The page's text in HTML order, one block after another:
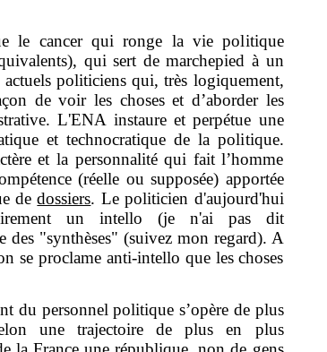
le cancer qui ronge la vie politique
qui sert de marchepied à un
politiciens qui, très logiquement,
de voir les choses et d’aborder les
L'ENA instaure et perpétue une
et technocratique de la politique.
et la personnalité qui fait l’homme
(réelle ou supposée) apportée
dedossiers. Le politicien d'aujourd'hui
un intello (je n'ai pas dit
des "synthèses" (suivez mon regard). A
se proclame anti-intello que les choses
du personnel politique s’opère de plus
une trajectoire de plus en plus